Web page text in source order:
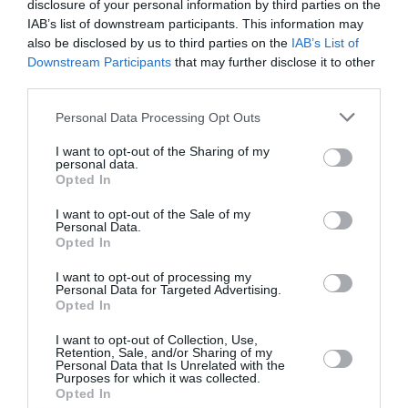
disclosure of your personal information by third parties on the
IAB’s list of downstream participants. This information may
also be disclosed by us to third parties on the IAB’s List of
Downstream Participants that may further disclose it to other
Personal Data Processing Opt Outs
I want to opt-out of the Sharing of my
personal data.
Opted In
I want to opt-out of the Sale of my
Personal Data.
Opted In
I want to opt-out of processing my
Personal Data for Targeted Advertising.
Opted In
I want to opt-out of Collection, Use,
Retention, Sale, and/or Sharing of my
Personal Data that Is Unrelated with the
Purposes for which it was collected.
Opted In
αναζητούμε ακόμα τοφως. Παρόλο που δεν
μπορώ να κατανοήσω απόλυτα τονπόνοσας
και όλα όσα έχετε αντέξει, θέλω να ξέρετε ότι
Είμαστε μαζί σας. Δεν επιβιώνετε απλά:
ευημερείτε και δίνετε σε όλους μας έμπνευση.
Εύχομαι το ταξίδι σας να είναι γεμάτο με
στιγμές βαθιάς γαλήνης. Και να θυμάστε ότι
όσο αγωνίζεστε να είστε χαρούμενοι, μας
απελευθερώνετε όλους
«Ενσαρκώνετε την αντοχή και το
θάρρος, αρετές που λάμπουν φωτεινές